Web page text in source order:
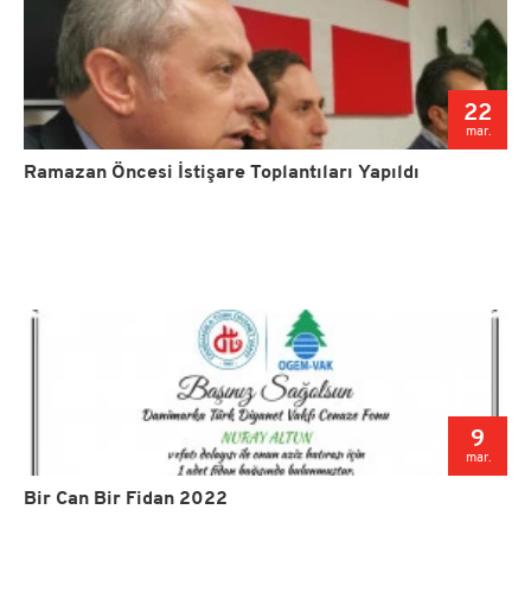
22
mar.
Ramazan Öncesi İstişare Toplantıları Yapıldı
9
mar.
Bir Can Bir Fidan 2022